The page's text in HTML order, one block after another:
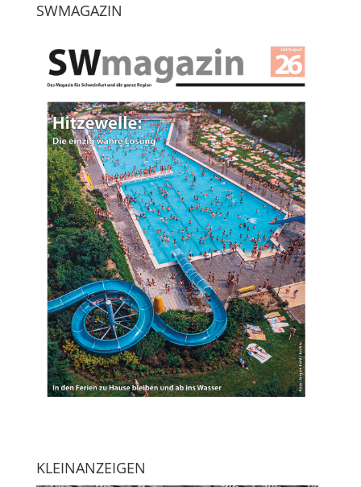
SWMAGAZIN
KLEINANZEIGEN